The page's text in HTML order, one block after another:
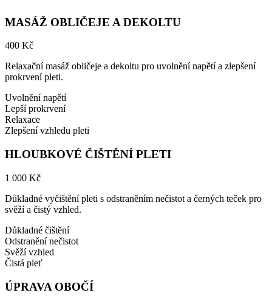
MASÁŽ OBLIČEJE A DEKOLTU
400 Kč
Relaxační masáž obličeje a dekoltu pro uvolnění napětí a zlepšení
prokrvení pleti.
Uvolnění napětí
Lepší prokrvení
Relaxace
Zlepšení vzhledu pleti
HLOUBKOVÉ ČIŠTĚNÍ PLETI
1 000 Kč
Důkladné vyčištění pleti s odstraněním nečistot a černých teček pro
svěží a čistý vzhled.
Důkladné čištění
Odstranění nečistot
Svěží vzhled
Čistá pleť
ÚPRAVA OBOČÍ